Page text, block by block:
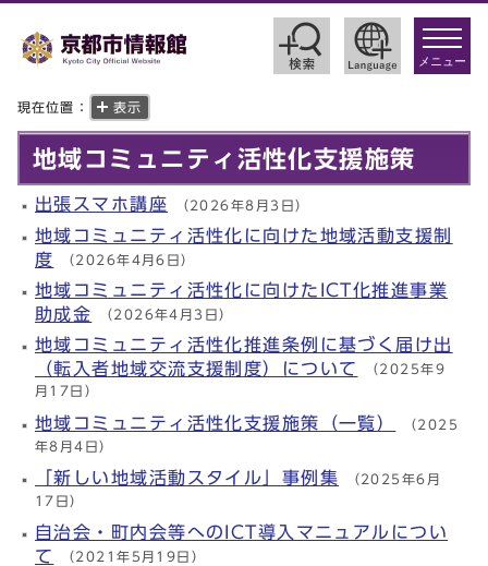
toggle
メニュー
現在位置： 表示
地域コミュニティ活性化支援施策
出張スマホ講座 （2026年8月3日）
地域コミュニティ活性化に向けた地域活動支援制
度 （2026年4月6日）
地域コミュニティ活性化に向けたICT化推進事業
助成金 （2026年4月3日）
地域コミュニティ活性化推進条例に基づく届け出
（転入者地域交流支援制度）について （2025年9
月17日）
地域コミュニティ活性化支援施策（一覧） （2025
年8月4日）
「新しい地域活動スタイル」事例集 （2025年6月
17日）
自治会・町内会等へのICT導入マニュアルについ
て （2021年5月19日）